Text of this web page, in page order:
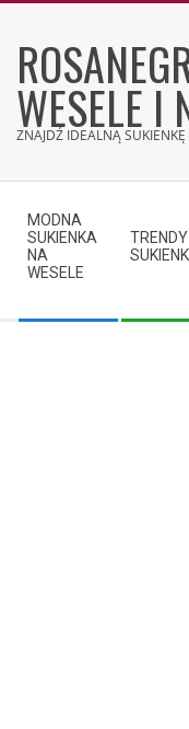
content
WESELE I
ZNAJDŹ IDEALNĄ
Navigation
Menu
MODNA
SUKIENKA
NA
WESELE